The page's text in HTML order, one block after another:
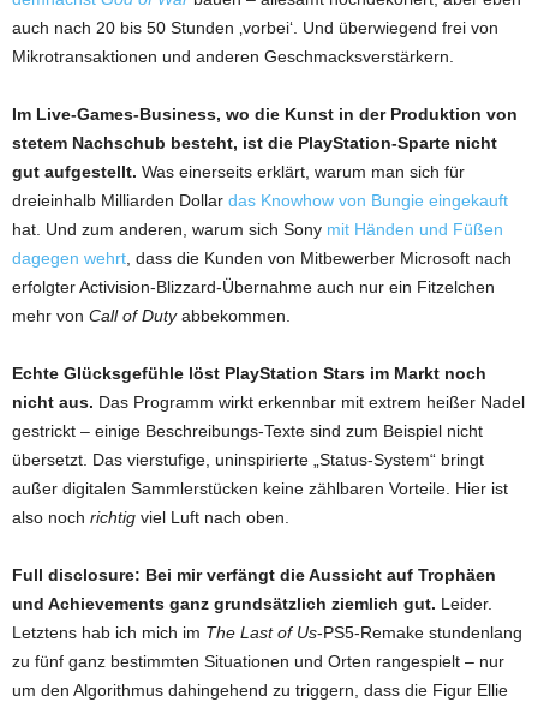
auch nach 20 bis 50 Stunden ‚vorbei‘. Und überwiegend frei von
Mikrotransaktionen und anderen Geschmacksverstärkern.
Im Live-Games-Business, wo die Kunst in der Produktion von
stetem Nachschub besteht, ist die PlayStation-Sparte nicht
gut aufgestellt. Was einerseits erklärt, warum man sich für
dreieinhalb Milliarden Dollar das Knowhow von Bungie eingekauft
hat. Und zum anderen, warum sich Sony mit Händen und Füßen
dagegen wehrt , dass die Kunden von Mitbewerber Microsoft nach
erfolgter Activision-Blizzard-Übernahme auch nur ein Fitzelchen
mehr von Call of Dutyabbekommen.
Echte Glücksgefühle löst PlayStation Stars im Markt noch
nicht aus. Das Programm wirkt erkennbar mit extrem heißer Nadel
gestrickt – einige Beschreibungs-Texte sind zum Beispiel nicht
übersetzt. Das vierstufige, uninspirierte „Status-System“ bringt
außer digitalen Sammlerstücken keine zählbaren Vorteile. Hier ist
also noch richtig viel Luft nach oben.
Full disclosure: Bei mir verfängt die Aussicht auf Trophäen
und Achievements ganz grundsätzlich ziemlich gut. Leider.
Letztens hab ich mich im The Last of Us-PS5-Remake stundenlang
zu fünf ganz bestimmten Situationen und Orten rangespielt – nur
um den Algorithmus dahingehend zu triggern, dass die Figur Ellie